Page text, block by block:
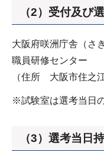
（2）受付及び
大阪府咲洲庁舎（さ
職員研修センター
（住所 大阪市住之
※試験室は選考当日
（3）選考当日